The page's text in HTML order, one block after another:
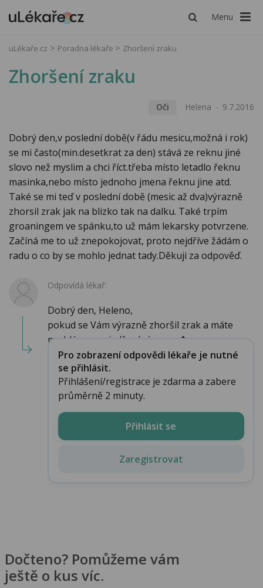
Menu
uLékaře.cz Poradna lékaře Zhoršení zraku
Zhoršení zraku
Oči Helena 9.7.2016
Dobrý den,v poslední době(v řádu mesicu,možná i rok)
se mi často(min.desetkrat za den) stává ze reknu jiné
slovo než myslim a chci říct.třeba místo letadlo řeknu
masinka,nebo místo jednoho jmena řeknu jine atd.
Také se mi teď v poslední době (mesic až dva)výrazně
zhorsil zrak jak na blizko tak na dalku. Také trpím
groaningem ve spánku,to už mám lekarsky potvrzene.
Začíná me to už znepokojovat, proto nejdříve žádám o
radu o co by se mohlo jednat tady.Děkuji za odpověď.
Odpovídá lékař:
Dobrý den, Heleno,
pokud se Vám výrazně zhoršil zrak a máte
problémy s vyjadřováním, nav�...
Pro zobrazení odpovědi lékaře je nutné
se přihlásit.
Přihlášení/registrace je zdarma a zabere
průměrně 2 minuty.
Přihlásit se
Zaregistrovat
Dočteno? Pomůžeme vám
ještě o kus víc.